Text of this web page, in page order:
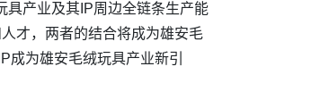
具产业及其IP周边全链条生产能
才，两者的结合将成为雄安毛
为雄安毛绒玩具产业新引